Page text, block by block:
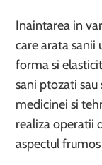
Inaintarea in
care arata sanii
forma si
sani ptozati sau
medicinei si
realiza operatii
aspectul